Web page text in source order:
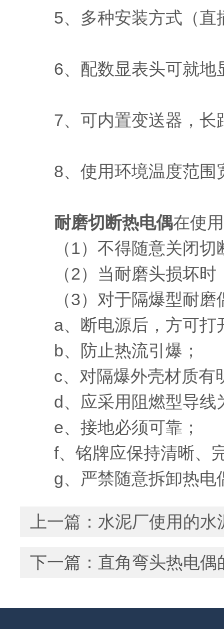
5、多种安装方式（直
6、配数显表头可就地
7、可内置变送器，长
8、使用环境温度范围
耐磨切断热电偶在使
（1）不得随意关闭切
（2）当耐磨头损坏时
（3）对于隔爆型耐磨
a、断电源后，方可打
b、防止热流引爆；
c、对隔爆外壳材质有
d、应采用阻燃型导线
e、接地必须可靠；
f、铭牌应保持清晰、
g、严禁随意拆卸热电
上一篇： 水泥厂使用的水
下一篇： 直角弯头热电偶